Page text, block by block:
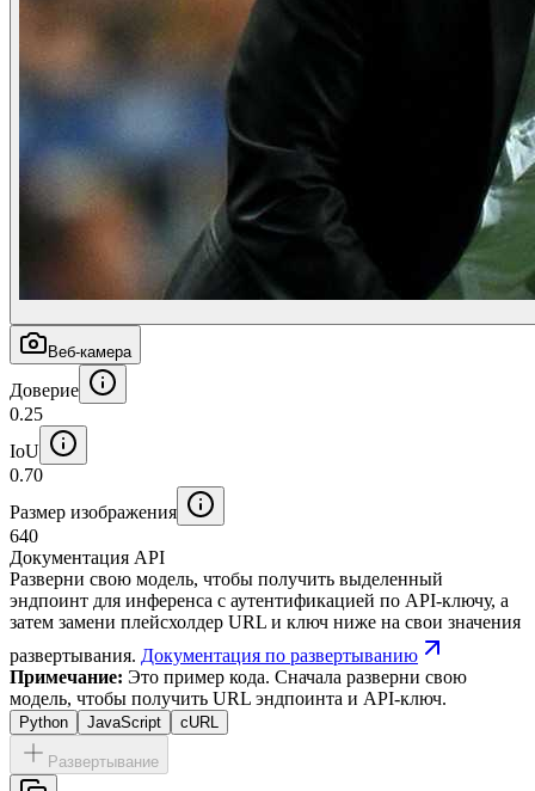
Веб-камера
Доверие
0.25
IoU
0.70
Размер изображения
640
Документация API
Разверни свою модель, чтобы получить выделенный
эндпоинт для инференса с аутентификацией по API-ключу, а
затем замени плейсхолдер URL и ключ ниже на свои значения
развертывания. Документация по развертыванию
Примечание: Это пример кода. Сначала разверни свою
модель, чтобы получить URL эндпоинта и API-ключ.
Python JavaScript cURL
Развертывание